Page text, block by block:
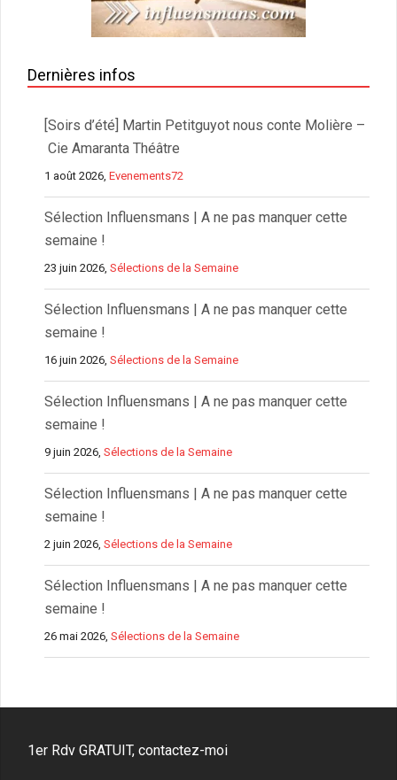
Dernières infos
[Soirs d’été] Martin Petitguyot nous conte Molière –
Cie Amaranta Théâtre
1 août 2026,Evenements72
Sélection Influensmans | A ne pas manquer cette
semaine !
23 juin 2026,Sélections de la Semaine
Sélection Influensmans | A ne pas manquer cette
semaine !
16 juin 2026,Sélections de la Semaine
Sélection Influensmans | A ne pas manquer cette
semaine !
9 juin 2026,Sélections de la Semaine
Sélection Influensmans | A ne pas manquer cette
semaine !
2 juin 2026,Sélections de la Semaine
Sélection Influensmans | A ne pas manquer cette
semaine !
26 mai 2026,Sélections de la Semaine
1er Rdv GRATUIT, contactez-moi